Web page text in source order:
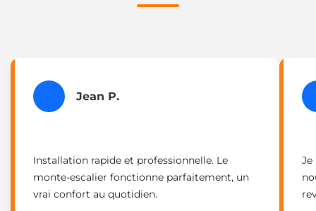
Jean P.
Installation rapide et professionnelle. Le
monte-escalier fonctionne parfaitement, un
vrai confort au quotidien.
Je